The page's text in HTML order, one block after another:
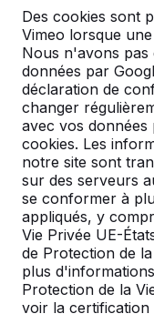
Des cookies sont
Vimeo lorsque
Nous n'avons pas
données par
déclaration de
changer
avec vos données
cookies. Les
notre site sont
sur des serveurs
se conformer à
appliqués, y
Vie Privée UE-
de Protection de
plus
Protection de la
voir la certification
Vous
l'Europe et
y a déjà un
chez vous.
Produit
Tout afficher
Catégorie
Tout afficher